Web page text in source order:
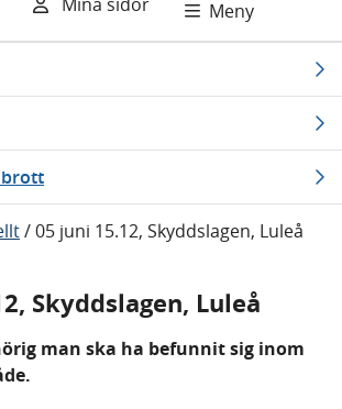
Meny
brott
/05 juni 15.12, Skyddslagen, Luleå
Skyddslagen, Luleå
man ska ha befunnit sig inom